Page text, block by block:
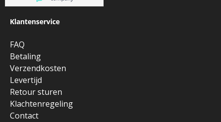
Klantenservice
FAQ
Betaling
Verzendkosten
Levertijd
Retour sturen
Klachtenregeling
Contact